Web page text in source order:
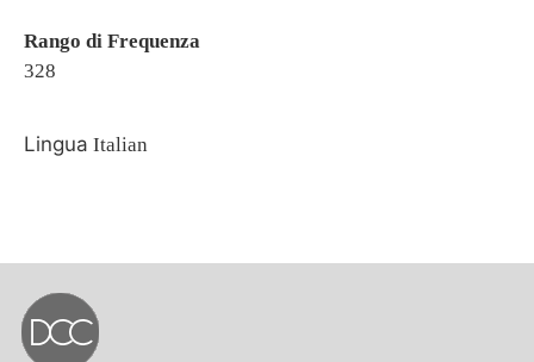
Rango di Frequenza
328
Lingua Italian